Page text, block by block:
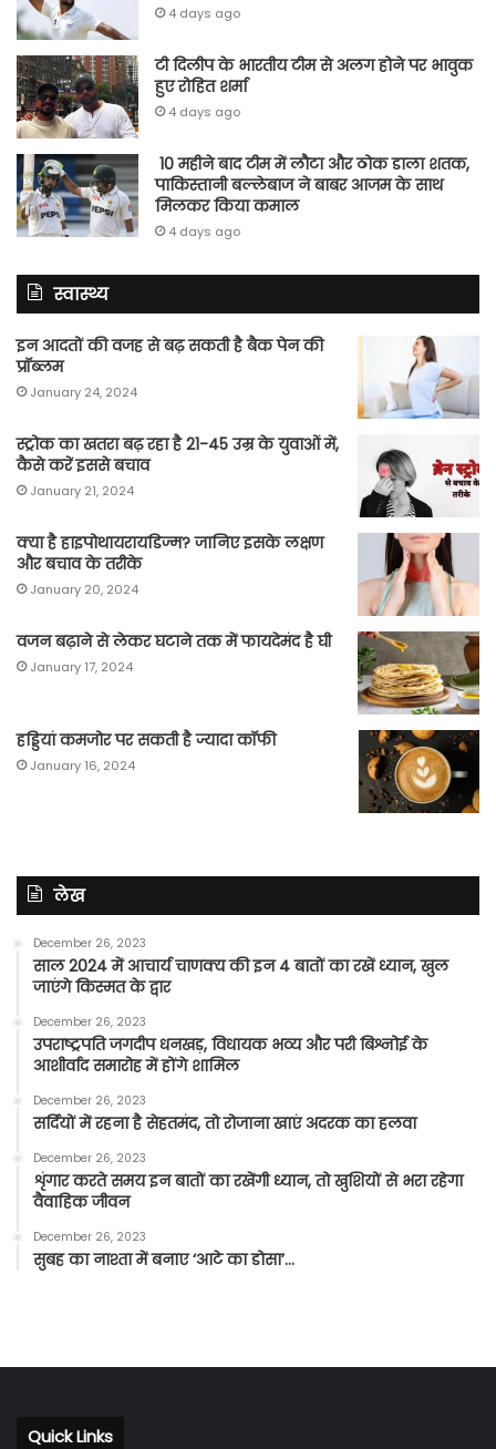
4 days ago
टी दिलीप के भारतीय टीम से अलग होने पर भावुक
हुए रोहित शर्मा
4 days ago
10 महीने बाद टीम में लौटा और ठोक डाला शतक,
पाकिस्तानी बल्लेबाज ने बाबर आजम के साथ
मिलकर किया कमाल
4 days ago
स्वास्थ्य
इन आदतों की वजह से बढ़ सकती है बैक पेन की
प्रॉब्लम
January 24, 2024
स्ट्रोक का खतरा बढ़ रहा है 21-45 उम्र के युवाओं में,
कैसे करें इससे बचाव
January 21, 2024
क्या है हाइपोथायरायडिज्म? जानिए इसके लक्षण
और बचाव के तरीके
January 20, 2024
वजन बढ़ाने से लेकर घटाने तक में फायदेमंद है घी
January 17, 2024
हड्डियां कमजोर पर सकती है ज्यादा कॉफी
January 16, 2024
लेख
December 26, 2023
साल 2024 में आचार्य चाणक्य की इन 4 बातों का रखें ध्यान, खुल
जाएंगे किस्मत के द्वार
December 26, 2023
उपराष्ट्रपति जगदीप धनखड़, विधायक भव्य और परी बिश्नोई के
आशीर्वाद समारोह में होंगे शामिल
December 26, 2023
सर्दियों में रहना है सेहतमंद, तो रोजाना खाएं अदरक का हलवा
December 26, 2023
शृंगार करते समय इन बातों का रखेंगी ध्यान, तो खुशियों से भरा रहेगा
वैवाहिक जीवन
December 26, 2023
सुबह का नाश्ता में बनाए ‘आटे का डोसा’…
Quick Links